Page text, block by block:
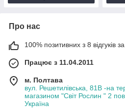
Про нас
100% позитивних з 8 відгуків за
Працює з 11.04.2011
м. Полтава
вул. Решетилівська, 81В -на
магазином "Світ Рослин " 2
Україна